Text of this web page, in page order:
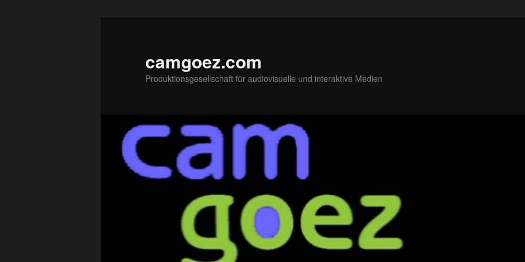
camgoez.com
Produktionsgesellschaft für audiovisuelle und interaktive Medien